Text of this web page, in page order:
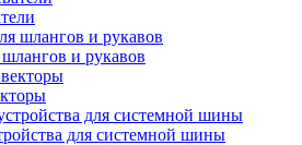
и рукавов
для системной шины